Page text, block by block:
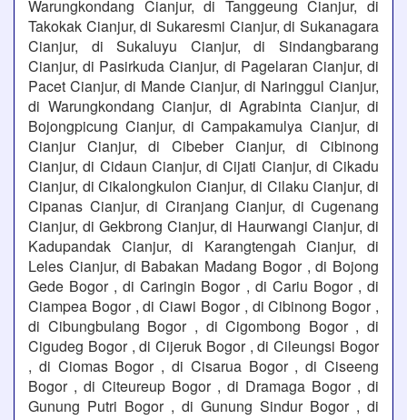
Warungkondang Cianjur, di Tanggeung Cianjur, di
Takokak Cianjur, di Sukaresmi Cianjur, di Sukanagara
Cianjur, di Sukaluyu Cianjur, di Sindangbarang
Cianjur, di Pasirkuda Cianjur, di Pagelaran Cianjur, di
Pacet Cianjur, di Mande Cianjur, di Naringgul Cianjur,
di Warungkondang Cianjur, di Agrabinta Cianjur, di
Bojongpicung Cianjur, di Campakamulya Cianjur, di
Cianjur Cianjur, di Cibeber Cianjur, di Cibinong
Cianjur, di Cidaun Cianjur, di Cijati Cianjur, di Cikadu
Cianjur, di Cikalongkulon Cianjur, di Cilaku Cianjur, di
Cipanas Cianjur, di Ciranjang Cianjur, di Cugenang
Cianjur, di Gekbrong Cianjur, di Haurwangi Cianjur, di
Kadupandak Cianjur, di Karangtengah Cianjur, di
Leles Cianjur, di Babakan Madang Bogor , di Bojong
Gede Bogor , di Caringin Bogor , di Cariu Bogor , di
Ciampea Bogor , di Ciawi Bogor , di Cibinong Bogor ,
di Cibungbulang Bogor , di Cigombong Bogor , di
Cigudeg Bogor , di Cijeruk Bogor , di Cileungsi Bogor
, di Ciomas Bogor , di Cisarua Bogor , di Ciseeng
Bogor , di Citeureup Bogor , di Dramaga Bogor , di
Gunung Putri Bogor , di Gunung Sindur Bogor , di